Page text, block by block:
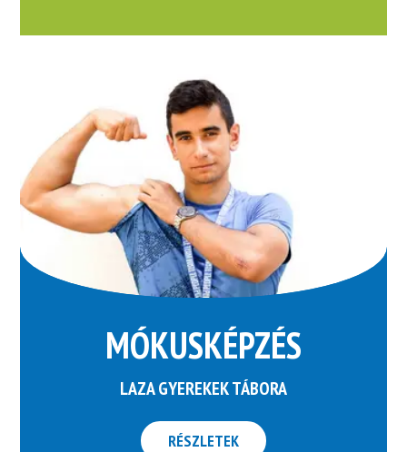
MÓKUSKÉPZÉS
LAZA GYEREKEK TÁBORA
RÉSZLETEK